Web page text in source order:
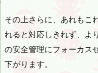
その上さらに、あれもこ
れると対応しきれず、よ
の安全管理にフォーカス
下がります。